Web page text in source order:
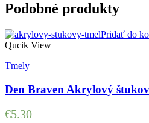
Podobné produkty
Pridať do
Qucik View
Tmely
Den Braven Akrylový
€5.30